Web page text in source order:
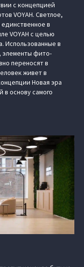
с концепцией
VOYAH. Светлое,
в
VOYAH с целью
Использованные в
элементы фито-
переносят в
живет в
Новая эра
в основу самого